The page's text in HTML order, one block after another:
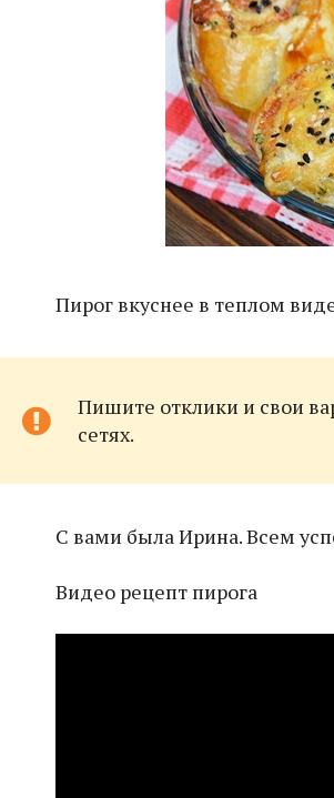
Пирог вкуснее в теплом
Пишите отклики и свои
сетях.
С вами была Ирина. Всем
Видео рецепт пирога